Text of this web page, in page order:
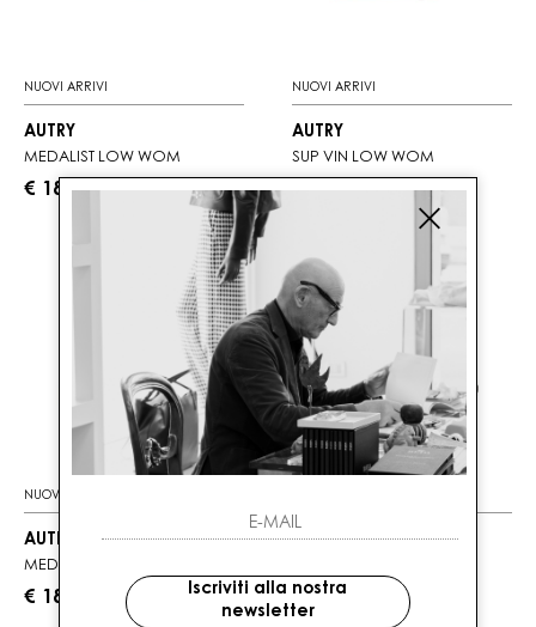
NUOVI ARRIVI
AUTRY
MEDALIST LOW WOM
€ 180.00
NUOVI ARRIVI
AUTRY
SUP VIN LOW WOM
€ 255.00
NUOVI ARRIVI
AUTRY
MEDALIST LOW WOM
€ 180.00
AUTRY
€ 195.00
Iscriviti alla nostra
newsletter